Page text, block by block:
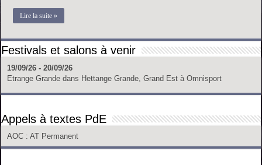
Lire la suite »
Festivals et salons à venir
19/09/26 - 20/09/26
Etrange Grande dans Hettange Grande, Grand Est à Omnisport
Appels à textes PdE
AOC : AT Permanent